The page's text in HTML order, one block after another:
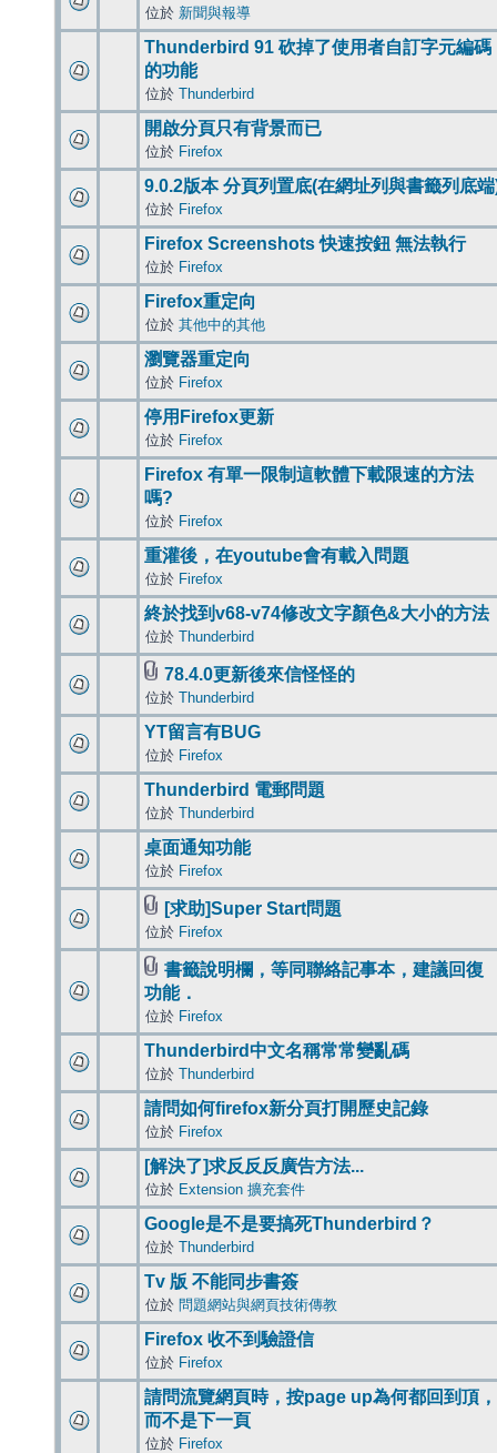
位於 新聞與報導
Thunderbird 91 砍掉了使用者自訂字元編碼
的功能
位於 Thunderbird
開啟分頁只有背景而已
位於 Firefox
9.0.2版本 分頁列置底(在網址列與書籤列底
位於 Firefox
Firefox Screenshots 快速按鈕 無法執行
位於 Firefox
Firefox重定向
位於 其他中的其他
瀏覽器重定向
位於 Firefox
停用Firefox更新
位於 Firefox
Firefox 有單一限制這軟體下載限速的方法
嗎?
位於 Firefox
重灌後，在youtube會有載入問題
位於 Firefox
終於找到v68-v74修改文字顏色&大小的方法
位於 Thunderbird
78.4.0更新後來信怪怪的
位於 Thunderbird
YT留言有BUG
位於 Firefox
Thunderbird 電郵問題
位於 Thunderbird
桌面通知功能
位於 Firefox
[求助]Super Start問題
位於 Firefox
書籤說明欄，等同聯絡記事本，建議回復
功能．
位於 Firefox
Thunderbird中文名稱常常變亂碼
位於 Thunderbird
請問如何firefox新分頁打開歷史記錄
位於 Firefox
[解決了]求反反反廣告方法...
位於 Extension 擴充套件
Google是不是要搞死Thunderbird？
位於 Thunderbird
Tv 版 不能同步書簽
位於 問題網站與網頁技術傳教
Firefox 收不到驗證信
位於 Firefox
請問流覽網頁時，按page up為何都回到頂，
而不是下一頁
位於 Firefox